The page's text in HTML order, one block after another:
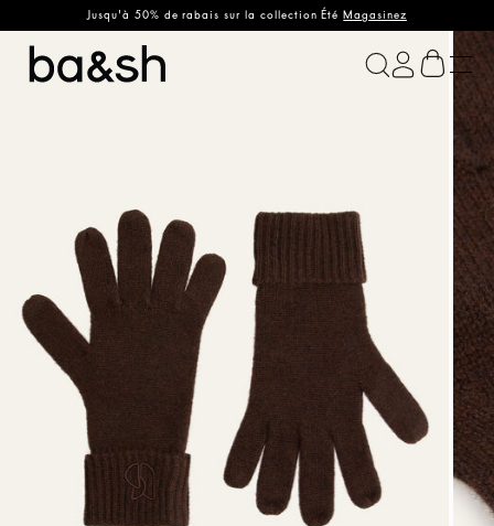
Jusqu'à 50% de rabais sur la collection Été Magasinez
ba&sh